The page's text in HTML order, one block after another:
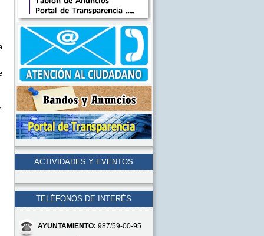
ACTIVIDADES Y EVENTOS
TELÉFONOS DE INTERÉS
AYUNTAMIENTO: 987/59-00-95